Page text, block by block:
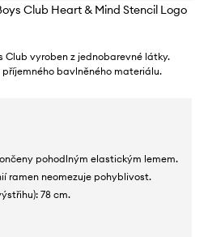
Club Heart & Mind Stencil Logo
Club vyroben z jednobarevné látky.
bavlněného materiálu.
pohodlným elastickým lemem.
ramen neomezuje pohyblivost.
78 cm.